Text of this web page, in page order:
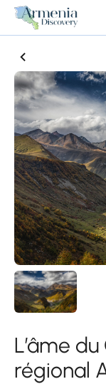
L’âme
régional